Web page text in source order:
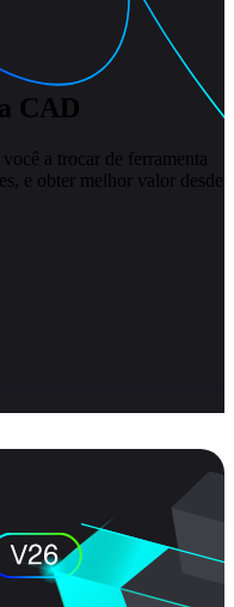
CAD
a trocar de ferramenta
e obter melhor valor desde